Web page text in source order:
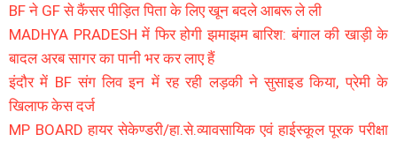
BF ने GF से कैंसर पीड़ित पिता के लिए खून बदले आबरू ले ली
MADHYA PRADESH में फिर होगी झमाझम बारिश: बंगाल की खाड़ी के
बादल अरब सागर का पानी भर कर लाए हैं
इंदौर में BF संग लिव इन में रह रही लड़की ने सुसाइड किया, प्रेमी के
खिलाफ केस दर्ज
MP BOARD हायर सेकेण्डरी/हा.से.व्यावसायिक एवं हाईस्कूल पूरक परीक्षा